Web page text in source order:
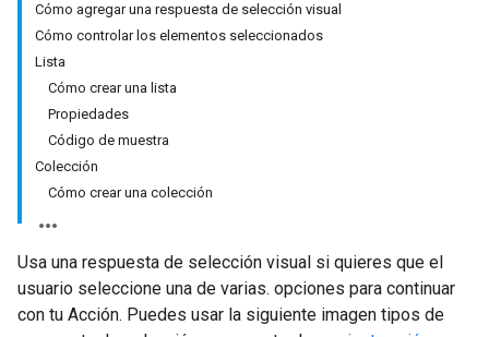
Cómo agregar una respuesta de selección visual
Cómo controlar los elementos seleccionados
Lista
Cómo crear una lista
Propiedades
Código de muestra
Colección
Cómo crear una colección
Usa una respuesta de selección visual si quieres que el
usuario seleccione una de varias. opciones para continuar
con tu Acción. Puedes usar la siguiente imagen tipos de